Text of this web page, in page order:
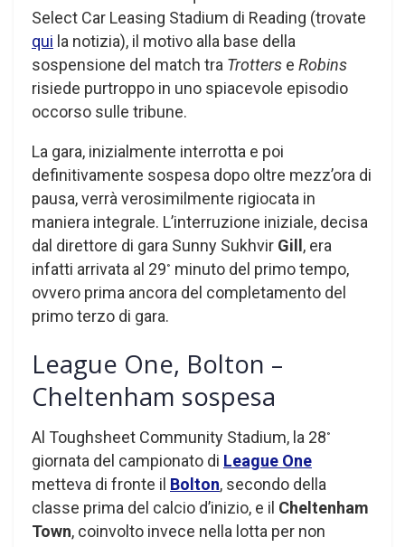
Select Car Leasing Stadium di Reading (trovate
qui la notizia), il motivo alla base della
sospensione del match tra Trotters e Robins
risiede purtroppo in uno spiacevole episodio
occorso sulle tribune.
La gara, inizialmente interrotta e poi
definitivamente sospesa dopo oltre mezz’ora di
pausa, verrà verosimilmente rigiocata in
maniera integrale. L’interruzione iniziale, decisa
dal direttore di gara Sunny Sukhvir Gill, era
infatti arrivata al 29° minuto del primo tempo,
ovvero prima ancora del completamento del
primo terzo di gara.
League One, Bolton –
Cheltenham sospesa
Al Toughsheet Community Stadium, la 28°
giornata del campionato di League One
metteva di fronte il Bolton, secondo della
classe prima del calcio d’inizio, e il Cheltenham
Town, coinvolto invece nella lotta per non